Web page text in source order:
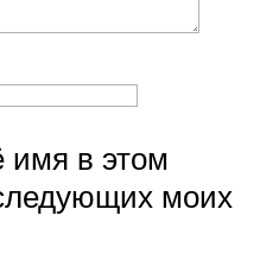
имя в этом
моих